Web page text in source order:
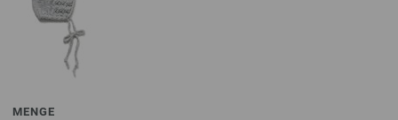
MENGE